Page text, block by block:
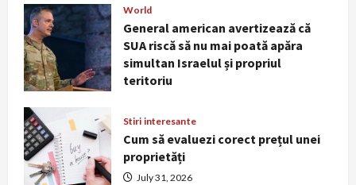
August 5, 2026
World
General american avertizează că
SUA riscă să nu mai poată apăra
simultan Israelul și propriul
teritoriu
Stiri interesante
Cum să evaluezi corect prețul unei
proprietăți
July 31, 2026
3
simultan Israelul și propriul
teritoriu
4
Stiri interesante
July 31, 2026
Sanatate